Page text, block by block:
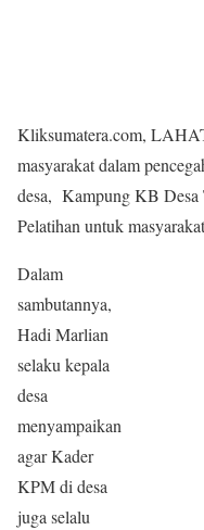
Kliksumatera.com,
masyarakat dalam
desa, Kampung KB Desa
Pelatihan untuk
Dalam
sambutannya,
Hadi Marlian
selaku kepala
desa
menyampaikan
agar Kader
KPM di desa
juga selalu